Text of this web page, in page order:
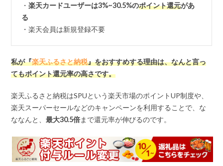
・楽天カードユーザーは3%~30.5%のポイント還元があ
る
・楽天会員は新規登録不要
私が『楽天ふるさと納税』をおすすめする理由は、なんと言っ
てもポイント還元率の高さです。
楽天ふるさと納税はSPUという楽天市場のポイントUP制度や、
楽天スーパーセールなどのキャンペーンを利用することで、な
ななんと、最大30.5倍まで還元率が伸びるのです。